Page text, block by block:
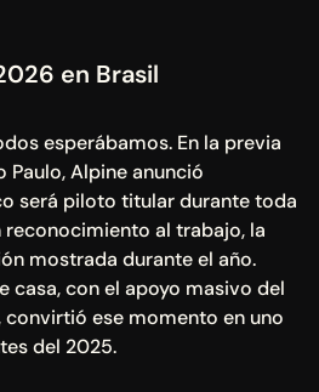
en Brasil
esperábamos. En la previa
Paulo, Alpine anunció
será piloto titular durante toda
reconocimiento al trabajo, la
mostrada durante el año.
casa, con el apoyo masivo del
ese momento en uno
del 2025.